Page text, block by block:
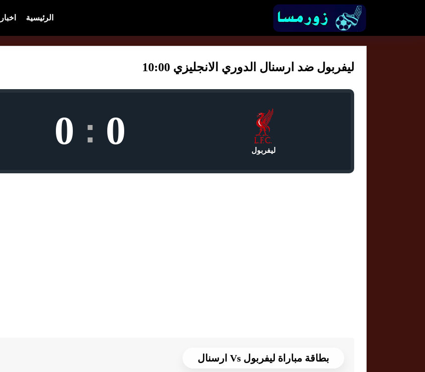
الرئيسية اخبار
ليفربول ضد ارسنال الدوري الانجليزي 10:00
ليفربول 0
:
0
بطاقة مباراة ليفربول Vs ارسنال